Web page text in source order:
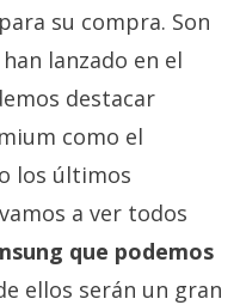
su compra. Son
lanzado en el
destacar
como el
los últimos
a ver todos
que podemos
ellos serán un gran